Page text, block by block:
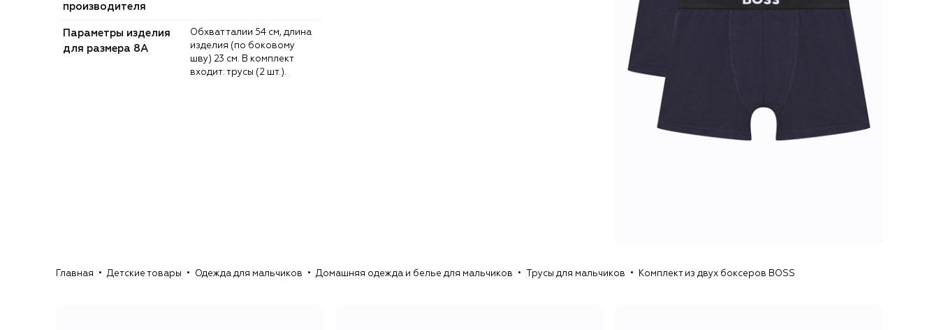
производителя
Параметры изделия
для размера 8A
Обхват талии 54 см, длина
изделия (по боковому
шву) 23 см. В комплект
входит: трусы (2 шт.).
Главная Детские товары Одежда для мальчиков Домашняя одежда и белье для мальчиков Трусы для мальчиков Комплект из двух боксеров BOSS